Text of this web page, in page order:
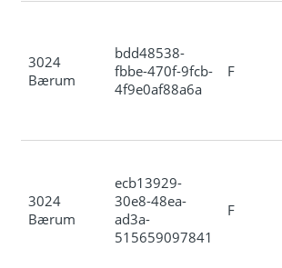
3024
Bærum
bdd48538-
fbbe-470f-9fcb-
4f9e0af88a6a
F
3024
Bærum
ecb13929-
30e8-48ea-
ad3a-
515659097841
F